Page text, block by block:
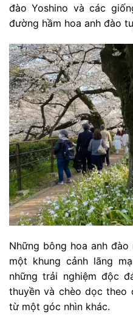
đào Yoshino và các
đường hầm hoa anh đào
Những bông hoa anh
một khung cảnh lãng
những trải nghiệm độc
thuyền và chèo dọc theo
từ một góc nhìn khác.